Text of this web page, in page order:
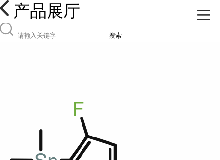
产品展厅
搜索